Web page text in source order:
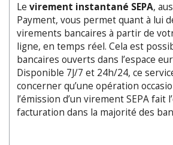
Le virement instantané SEPA,
Payment, vous permet quant à lui
virements bancaires à partir de
ligne, en temps réel. Cela est
bancaires ouverts dans l’espace
Disponible 7J/7 et 24h/24, ce
concerner qu’une opération
l’émission d’un virement SEPA fait
facturation dans la majorité des